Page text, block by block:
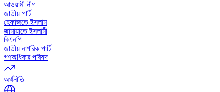
আওয়ামী লীগ
জাতীয় পার্টি
হেফাজতে ইসলাম
জামায়াতে ইসলামী
বিএনপি
জাতীয় নাগরিক পার্টি
গণঅধিকার পরিষদ
অর্থনীতি